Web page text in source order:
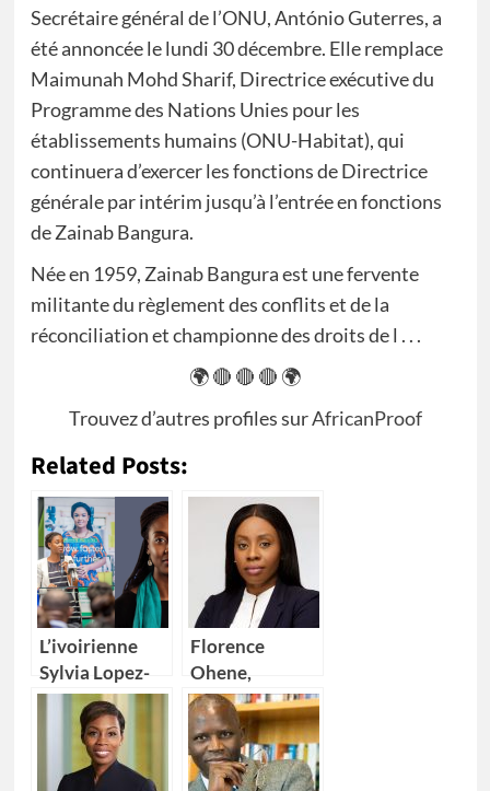
Secrétaire général de l’ONU, António Guterres, a
été annoncée le lundi 30 décembre. Elle remplace
Maimunah Mohd Sharif, Directrice exécutive du
Programme des Nations Unies pour les
établissements humains (ONU-Habitat), qui
continuera d’exercer les fonctions de Directrice
générale par intérim jusqu’à l’entrée en fonctions
de Zainab Bangura.
Née en 1959, Zainab Bangura est une fervente
militante du règlement des conflits et de la
réconciliation et championne des droits de l . . .
🌍 🔴 🔴 🔴 🌍
Trouvez d’autres profiles surAfricanProof
Related Posts:
L’ivoirienne
Sylvia Lopez-
Ekra nommée
coordonnatrice
résidente des
Nations Unies
Florence
Ohene,
nouvelle
Directrice
générale d’IBM
Ghana